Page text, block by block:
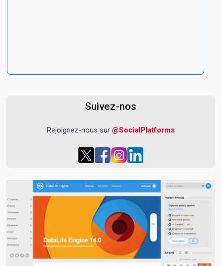
Suivez-nos
Rejoignez-nous sur @SocialPlatforms